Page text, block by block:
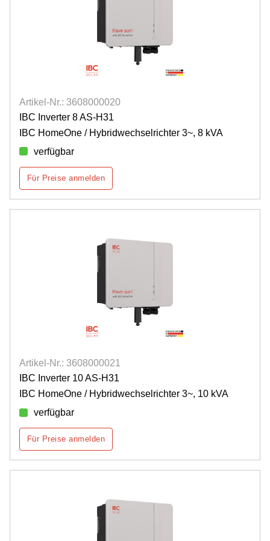
Artikel-Nr.: 3608000020
IBC Inverter 8 AS-H31
IBC HomeOne / Hybridwechselrichter 3~, 8 kVA
verfügbar
Für Preise anmelden
Artikel-Nr.: 3608000021
IBC Inverter 10 AS-H31
IBC HomeOne / Hybridwechselrichter 3~, 10 kVA
verfügbar
Für Preise anmelden